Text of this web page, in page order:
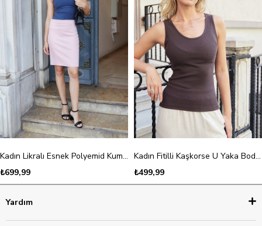
Kadın Likralı Esnek Polyemid Kumaş Kayık Yaka Kolsuz Body Bluz-Lacivert
₺699,99
Kadın Fitilli Kaşkorse U Yaka Body Bluz-Kahve
₺499,99
Yardım